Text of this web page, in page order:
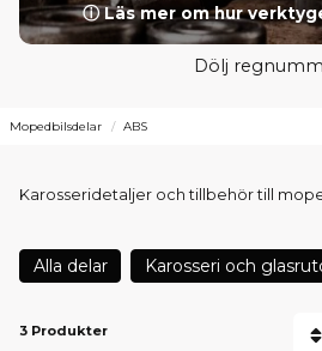
ⓘ Läs mer om hur
Dölj
Mopedbilsdelar ABS
Karosseridetaljer och tillbehör till
Alla delar Karosseri och
3 Produkter